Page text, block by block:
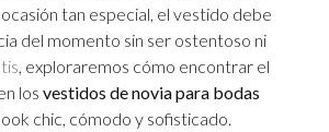
tan especial, el vestido debe
del momento sin ser ostentoso ni
, exploraremos cómo encontrar el
los vestidos de novia para bodas
chic, cómodo y sofisticado.